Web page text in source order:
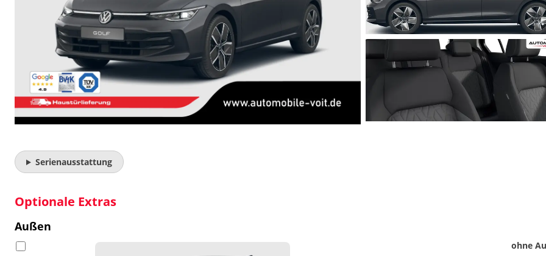
Matthias Voit
Geschäftsführung / Inhaber
Festnetz
0961 381 762
E-Mail
m.voit@automobile-
Serienausstattung
Optionale Extras
Außen
ohne